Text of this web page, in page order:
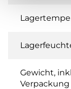
Gewicht,
Verpackung